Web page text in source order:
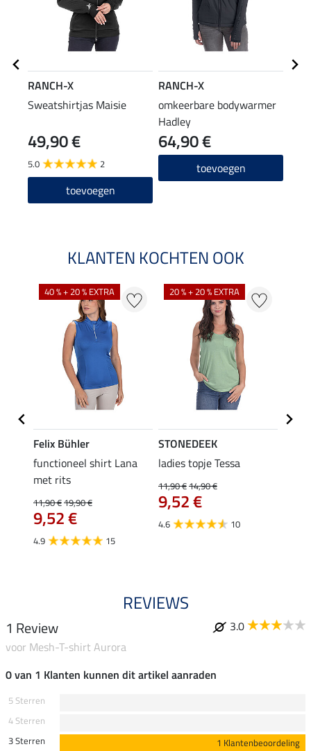
RANCH-X
Sweatshirtjas Maisie
49,90 €
5.0 2
toevoegen
RANCH-X
omkeerbare bodywarmer
Hadley
64,90 €
toevoegen
KLANTEN KOCHTEN OOK
40 % + 20 % EXTRA
Felix Bühler
functioneel shirt Lana
met rits
11,90 €19,90 €
9,52 €
4.9 15
20 % + 20 % EXTRA
STONEDEEK
ladies topje Tessa
11,90 €14,90 €
9,52 €
4.6 10
REVIEWS
1 Review
3.0
voor Mesh-T-shirt Aurora
0 van 1 Klanten kunnen dit artikel aanraden
5 Sterren
4 Sterren
3 Sterren
1 Klantenbeoordeling